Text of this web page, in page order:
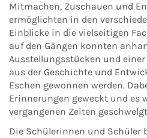
Mitmachen, Zuschauen und
ermöglichten in den
Einblicke in die vielseitigen
auf den Gängen konnten
Ausstellungsstücken und
aus der Geschichte und
Eschen gewonnen werden.
Erinnerungen geweckt und es
vergangenen Zeiten
Die Schülerinnen und Schüler